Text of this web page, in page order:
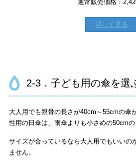
通常販売価格：
詳しく見る
2-3．子ども用の傘を選
大人用でも親骨の長さが40cm～55cmの傘
性用の日傘は、雨傘よりも小さめの50cmの
サイズが合っているなら大人用でもいいの
ません。